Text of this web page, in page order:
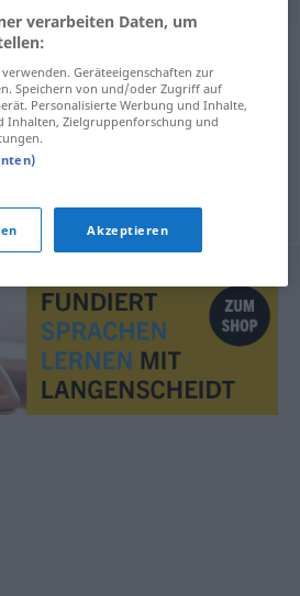
für "Zeichnung"
,Planung,Plan,Vorlage
verarbeiten Daten, um
Geräteeigenschaften zur
Speichern von und/oder Zugriff auf
Personalisierte Werbung und Inhalte,
Inhalten, Zielgruppenforschung und
Akzeptieren